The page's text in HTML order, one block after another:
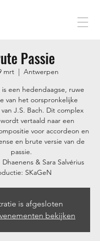
Passie
mrt
  |
Antwerpen
is een hedendaagse, ruwe
van het oorspronkelijke
J.S. Bach. Dit complex
vertaald naar een
voor accordeon en
en brute versie van de
passie.
& Sara Salvérius
SKaGeN
is afgesloten
bekijken